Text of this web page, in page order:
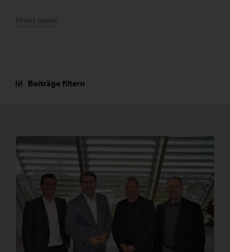
Beiträge filtern